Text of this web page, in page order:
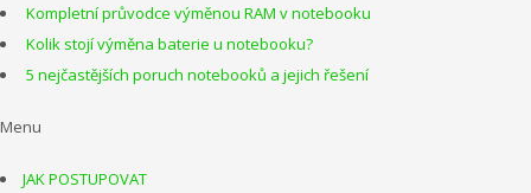
Kompletní průvodce výměnou RAM v notebooku
Kolik stojí výměna baterie u notebooku?
5 nejčastějších poruch notebooků a jejich řešení
Menu
JAK POSTUPOVAT